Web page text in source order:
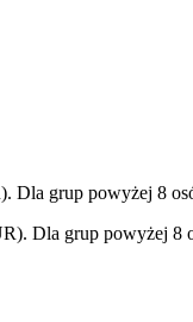
grup powyżej 8
Dla grup powyżej 8